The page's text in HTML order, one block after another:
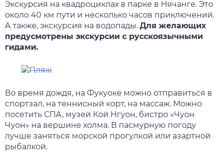
Экскурсия на квадроциклах в парке в Нячанге. Это
около 40 км пути и несколько часов приключений.
А также, экскурсия на водопады. Для желающих
предусмотрены экскурсии с русскоязычными
гидами.
Во время дождя, на Фукуоке можно отправиться в
спортзал, на теннисный корт, на массаж. Можно
посетить СПА, музей Кой Нгуон, бистро «Чуон
Чуон» на вершине холма. В пасмурную погоду
лучше заняться морской прогулкой или азартной
рыбалкой.